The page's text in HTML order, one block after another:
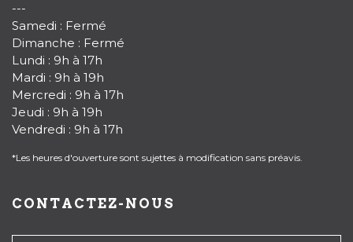
---
Samedi : Fermé
Dimanche : Fermé
Lundi : 9h à 17h
Mardi : 9h à 19h
Mercredi : 9h à 17h
Jeudi : 9h à 19h
Vendredi : 9h à 17h
*Les heures d'ouverture sont sujettes à modification sans préavis.
CONTACTEZ-NOUS